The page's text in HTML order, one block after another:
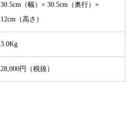
30.5cm（幅）× 30.5cm（奥行）×
12cm（高さ）
3.0Kg
28,000円（税抜）